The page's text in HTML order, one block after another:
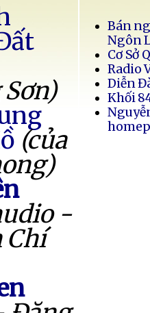
(của
-
Chí
Bán
Ngôn
Cơ Sở
Radio
Diễn
Khối